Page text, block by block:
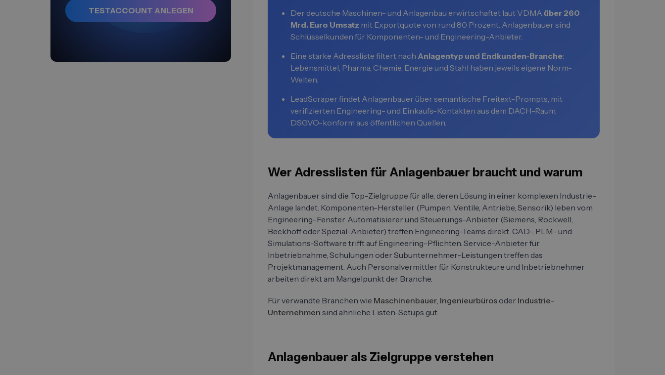
TESTACCOUNT ANLEGEN
Der deutsche Maschinen- und Anlagenbau erwirtschaftet laut VDMA über 260
Mrd. Euro Umsatz mit Exportquote von rund 80 Prozent. Anlagenbauer sind
Schlüsselkunden für Komponenten- und Engineering-Anbieter.
Eine starke Adressliste filtert nach Anlagentyp und Endkunden-Branche:
Lebensmittel, Pharma, Chemie, Energie und Stahl haben jeweils eigene Norm-
Welten.
LeadScraper findet Anlagenbauer über semantische Freitext-Prompts, mit
verifizierten Engineering- und Einkaufs-Kontakten aus dem DACH-Raum,
DSGVO-konform aus öffentlichen Quellen.
Wer Adresslisten für Anlagenbauer braucht und warum
Anlagenbauer sind die Top-Zielgruppe für alle, deren Lösung in einer komplexen Industrie-
Anlage landet. Komponenten-Hersteller (Pumpen, Ventile, Antriebe, Sensorik) leben vom
Engineering-Fenster. Automatisierer und Steuerungs-Anbieter (Siemens, Rockwell,
Beckhoff oder Spezial-Anbieter) treffen Engineering-Teams direkt. CAD-, PLM- und
Simulations-Software trifft auf Engineering-Pflichten. Service-Anbieter für
Inbetriebnahme, Schulungen oder Subunternehmer-Leistungen treffen das
Projektmanagement. Auch Personalvermittler für Konstrukteure und Inbetriebnehmer
arbeiten direkt am Mangelpunkt der Branche.
Für verwandte Branchen wie Maschinenbauer, Ingenieurbüros oder Industrie-
Unternehmen sind ähnliche Listen-Setups gut.
Anlagenbauer als Zielgruppe verstehen